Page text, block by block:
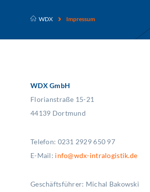
WDX Impressum
WDX GmbH
Florianstraße 15-21
44139 Dortmund
Telefon: 0231 2929 650 97
E-Mail: info@wdx-intralogistik.de
Geschäftsführer: Michal Bakowski